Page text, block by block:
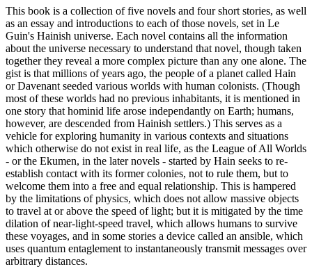
This book is a collection of five novels and four short stories, as well
as an essay and introductions to each of those novels, set in Le
Guin's Hainish universe. Each novel contains all the information
about the universe necessary to understand that novel, though taken
together they reveal a more complex picture than any one alone. The
gist is that millions of years ago, the people of a planet called Hain
or Davenant seeded various worlds with human colonists. (Though
most of these worlds had no previous inhabitants, it is mentioned in
one story that hominid life arose independantly on Earth; humans,
however, are descended from Hainish settlers.) This serves as a
vehicle for exploring humanity in various contexts and situations
which otherwise do not exist in real life, as the League of All Worlds
- or the Ekumen, in the later novels - started by Hain seeks to re-
establish contact with its former colonies, not to rule them, but to
welcome them into a free and equal relationship. This is hampered
by the limitations of physics, which does not allow massive objects
to travel at or above the speed of light; but it is mitigated by the time
dilation of near-light-speed travel, which allows humans to survive
these voyages, and in some stories a device called an ansible, which
uses quantum entaglement to instantaneously transmit messages over
arbitrary distances.